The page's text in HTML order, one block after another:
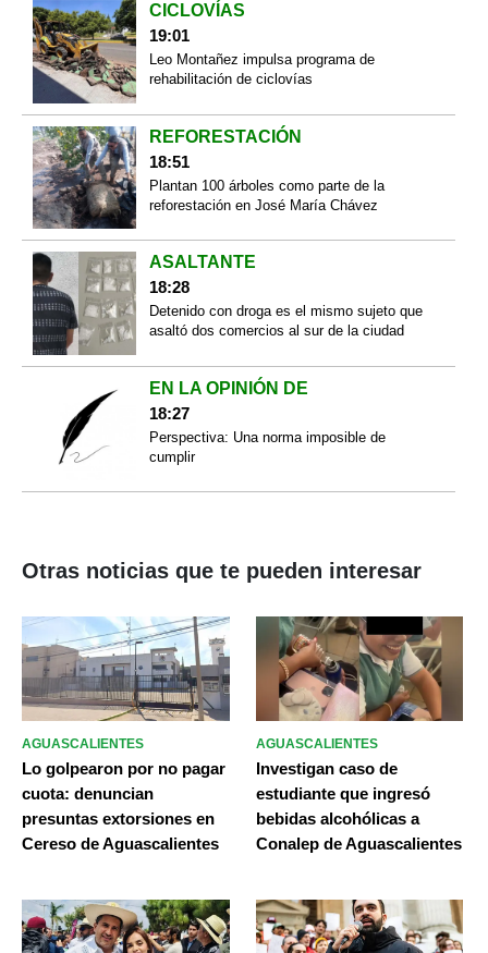
CICLOVÍAS
19:01
Leo Montañez impulsa programa de
rehabilitación de ciclovías
REFORESTACIÓN
18:51
Plantan 100 árboles como parte de la
reforestación en José María Chávez
ASALTANTE
18:28
Detenido con droga es el mismo sujeto que
asaltó dos comercios al sur de la ciudad
EN LA OPINIÓN DE
18:27
Perspectiva: Una norma imposible de
cumplir
Otras noticias que te pueden interesar
AGUASCALIENTES
Lo golpearon por no pagar
cuota: denuncian
presuntas extorsiones en
Cereso de Aguascalientes
AGUASCALIENTES
Investigan caso de
estudiante que ingresó
bebidas alcohólicas a
Conalep de Aguascalientes